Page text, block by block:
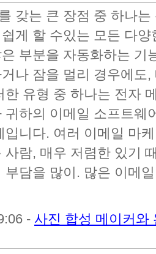
갖는 큰 장점 중 하나
게 할 수있는 모든 다
부분을 자동화하는 기
나 잠을 멀리 경우에도
한 유형 중 하나는 전자
귀하의 이메일 소프트웨
입니다. 여러 이메일 마
사람, 매우 저렴한 있기
부담을 많이. 많은 이메
- 사진 합성 메이커와